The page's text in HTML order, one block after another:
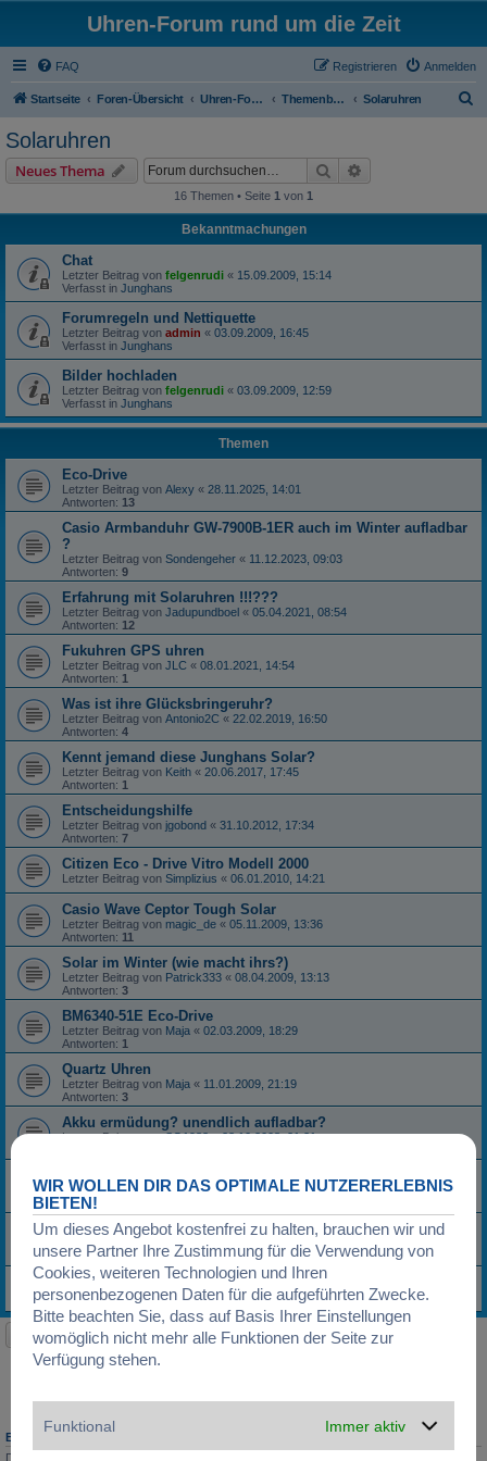
Uhren-Forum rund um die Zeit
FAQ Anmelden
Registrieren
Startseite Foren-Übersicht Uhren-Forum rund um alle Armbanduhren Themenbereiche Solaruhren
Solaruhren
Neues Thema Suche
16 Themen • Seite 1 von 1
Bekanntmachungen
Chat
Letzter Beitrag von felgenrudi « 15.09.2009, 15:14
Verfasst in Junghans
Forumregeln und Nettiquette
Letzter Beitrag von admin « 03.09.2009, 16:45
Verfasst in Junghans
Bilder hochladen
Letzter Beitrag von felgenrudi « 03.09.2009, 12:59
Verfasst in Junghans
Themen
Eco-Drive
Letzter Beitrag von Alexy « 28.11.2025, 14:01
Antworten: 13
Casio Armbanduhr GW-7900B-1ER auch im Winter aufladbar
?
Letzter Beitrag von Sondengeher « 11.12.2023, 09:03
Antworten: 9
Erfahrung mit Solaruhren !!!???
Letzter Beitrag von Jadupundboel « 05.04.2021, 08:54
Antworten: 12
Fukuhren GPS uhren
Letzter Beitrag von JLC « 08.01.2021, 14:54
Antworten: 1
Was ist ihre Glücksbringeruhr?
Letzter Beitrag von Antonio2C « 22.02.2019, 16:50
Antworten: 4
Kennt jemand diese Junghans Solar?
Letzter Beitrag von Keith « 20.06.2017, 17:45
Antworten: 1
Entscheidungshilfe
Letzter Beitrag von jgobond « 31.10.2012, 17:34
Antworten: 7
Citizen Eco - Drive Vitro Modell 2000
Letzter Beitrag von Simplizius « 06.01.2010, 14:21
Casio Wave Ceptor Tough Solar
Letzter Beitrag von magic_de « 05.11.2009, 13:36
Antworten: 11
Solar im Winter (wie macht ihrs?)
Letzter Beitrag von Patrick333 « 08.04.2009, 13:13
Antworten: 3
BM6340-51E Eco-Drive
Letzter Beitrag von Maja « 02.03.2009, 18:29
Antworten: 1
Quartz Uhren
Letzter Beitrag von Maja « 11.01.2009, 21:19
Antworten: 3
Akku ermüdung? unendlich aufladbar?
Letzter Beitrag vonSG1983«23.10.2008, 21:21
SOLARUHREN
Letzter Beitrag vonMaja«07.05.2008, 20:36
Antworten:
Citizen Skyhawk Eco-Drive?
Letzter Beitrag von Hangover
25.04.2008, 13:46
Antworten: 1
Casio ProTrek-Problem mit Akku
Letzter Beitrag vonPax«20.09.2007, 11:46
Neues Thema
BERECHTIGUNGEN IN DIESEM FORUM
Du darfst
WIR WOLLEN DIR DAS OPTIMALE NUTZERERLEBNIS
BIETEN!
Um dieses Angebot kostenfrei zu halten, brauchen wir und
unsere Partner Ihre Zustimmung für die Verwendung von
Cookies, weiteren Technologien und Ihren
personenbezogenen Daten für die aufgeführten Zwecke.
Bitte beachten Sie, dass auf Basis Ihrer Einstellungen
womöglich nicht mehr alle Funktionen der Seite zur
Verfügung stehen.
Funktional Immer aktiv